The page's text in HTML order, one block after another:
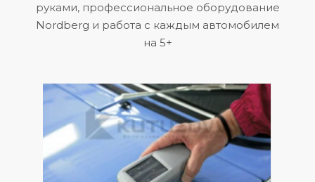
руками, профессиональное оборудование
Nordberg и работа с каждым автомобилем
на 5+